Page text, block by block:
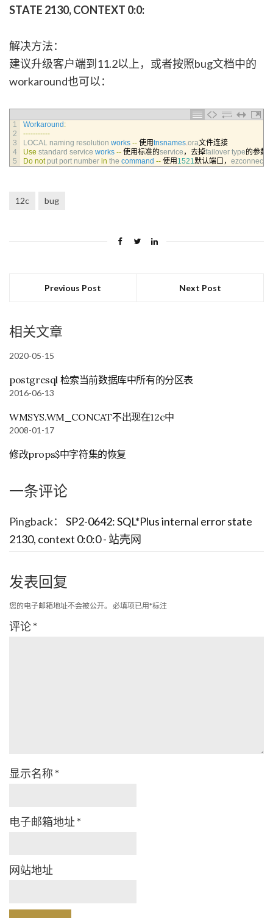
STATE 2130, CONTEXT 0:0:
解决方法：
建议升级客户端到11.2以上，或者按照bug文档中的
workaround也可以：
1
2
3
4
5
Workaround :
-----------
LOCAL naming resolution works -- 使用tnsnames.ora文件连接
Use standard service works -- 使用标准的service ，去掉failover type的参数
Do not put port number in the command -- 使用 1521默认端口， ezconnect
12c bug
Previous Post Next Post
相关文章
2020-05-15
postgresql 检索当前数据库中所有的分区表
2016-06-13
WMSYS.WM_CONCAT不出现在12c中
2008-01-17
修改props$中字符集的恢复
一条评论
Pingback： SP2-0642: SQL*Plus internal error state
2130, context 0:0:0 - 站壳网
发表回复
您的电子邮箱地址不会被公开。 必填项已用*标注
评论*
显示名称 *
电子邮箱地址 *
网站地址